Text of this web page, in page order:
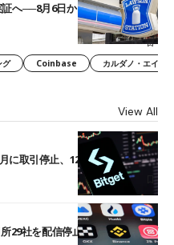
へ──8月6日からJPYCやUSDC対
グ Coinbase カルダノ・エイ
View All
取引停止、12月末に強制決済
29社を配信停止──OKXやバイビ